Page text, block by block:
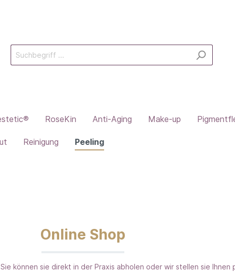
RoseKin Anti-Aging Make-up
Reinigung Peeling
Online Shop
können sie direkt in der Praxis abholen oder wir stellen sie Ihnen